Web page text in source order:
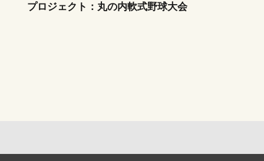
プロジェクト： 丸の内軟式野球大会